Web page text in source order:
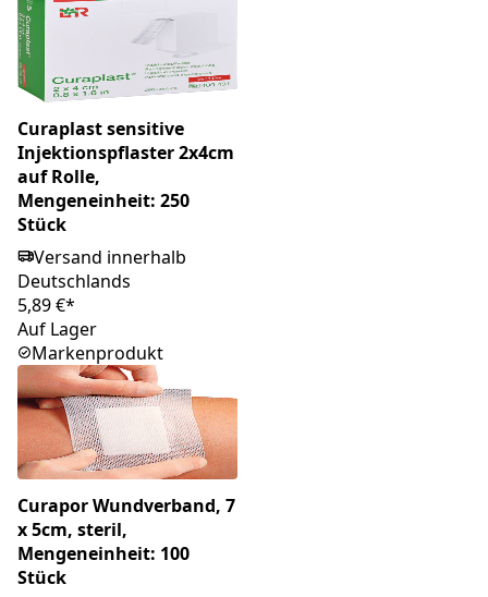
Curaplast sensitive
Injektionspflaster 2x4cm
auf Rolle,
Mengeneinheit: 250
Stück
Versand innerhalb
Deutschlands
5,89 €*
Auf Lager
Markenprodukt
Curapor Wundverband, 7
x 5cm, steril,
Mengeneinheit: 100
Stück